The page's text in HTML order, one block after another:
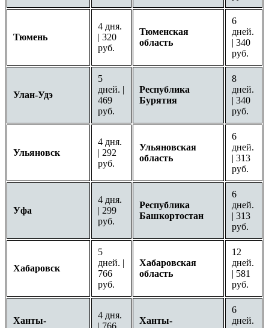
Тюмень
4 дня.
| 320
руб.
Тюменская
область
6
дней.
| 340
руб.
Улан-Удэ
5
дней. |
469
руб.
Республика
Бурятия
8
дней.
| 340
руб.
Ульяновск
4 дня.
| 292
руб.
Ульяновская
область
6
дней.
| 313
руб.
Уфа
4 дня.
| 299
руб.
Республика
Башкортостан
6
дней.
| 313
руб.
Хабаровск
5
дней. |
766
руб.
Хабаровская
область
12
дней.
| 581
руб.
Ханты-
4 дня.
| 766
Ханты-
6
дней.